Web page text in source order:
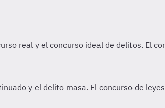
y el delito masa. El concurso de leyes